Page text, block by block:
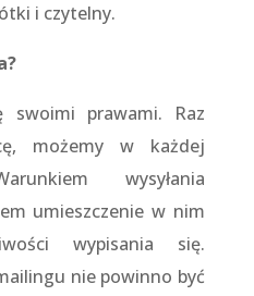
i czytelny.
swoimi prawami. Raz
możemy w każdej
wysyłania
umieszczenie w nim
wypisania się.
nie powinno być